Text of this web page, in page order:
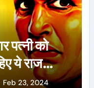
वजह से
जान : पूनम
Feb 23, 2024